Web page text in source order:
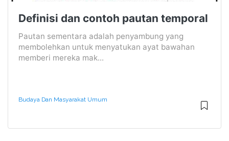
Definisi dan contoh pautan temporal
Pautan sementara adalah penyambung yang
membolehkan untuk menyatukan ayat bawahan
memberi mereka mak...
Budaya Dan Masyarakat Umum